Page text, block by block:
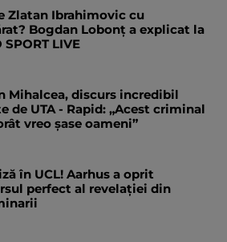
Zlatan Ibrahimovic cu
Bogdan Lobonț a explicat la
SPORT LIVE
Mihalcea, discurs incredibil
de UTA - Rapid: „Acest criminal
vreo șase oameni”
în UCL! Aarhus a oprit
perfect al revelației din